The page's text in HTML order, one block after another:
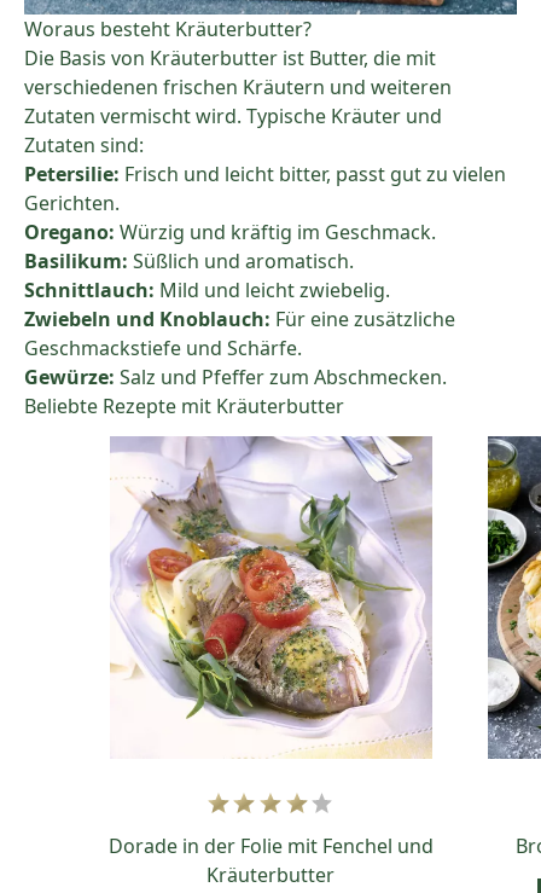
Woraus besteht Kräuterbutter?
Die Basis von Kräuterbutter ist Butter, die mit
verschiedenen frischen Kräutern und weiteren
Zutaten vermischt wird. Typische Kräuter und
Zutaten sind:
Petersilie: Frisch und leicht bitter, passt gut zu vielen
Gerichten.
Oregano: Würzig und kräftig im Geschmack.
Basilikum: Süßlich und aromatisch.
Schnittlauch: Mild und leicht zwiebelig.
Zwiebeln und Knoblauch: Für eine zusätzliche
Geschmackstiefe und Schärfe.
Gewürze: Salz und Pfeffer zum Abschmecken.
Beliebte Rezepte mit Kräuterbutter
Dorade in der Folie mit Fenchel und
Kräuterbutter